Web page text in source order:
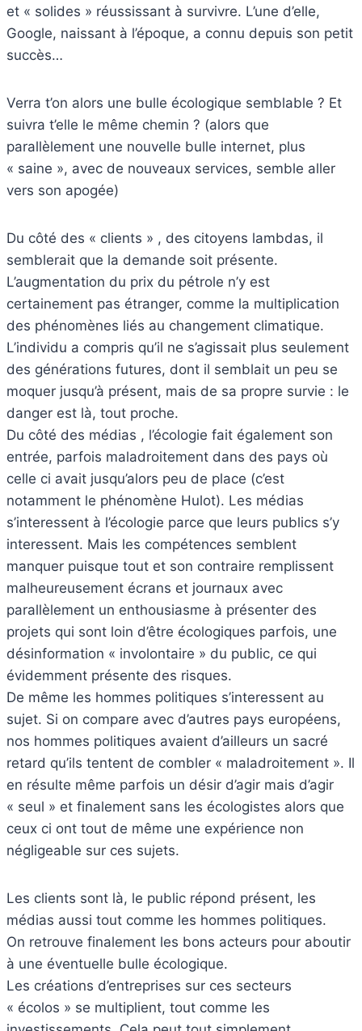
et « solides » réussissant à survivre. L’une d’elle,
Google, naissant à l’époque, a connu depuis son petit
succès…
Verra t’on alors une bulle écologique semblable ? Et
suivra t’elle le même chemin ? (alors que
parallèlement une nouvelle bulle internet, plus
« saine », avec de nouveaux services, semble aller
vers son apogée)
Du côté des « clients » , des citoyens lambdas, il
semblerait que la demande soit présente.
L’augmentation du prix du pétrole n’y est
certainement pas étranger, comme la multiplication
des phénomènes liés au changement climatique.
L’individu a compris qu’il ne s’agissait plus seulement
des générations futures, dont il semblait un peu se
moquer jusqu’à présent, mais de sa propre survie : le
danger est là, tout proche.
Du côté des médias , l’écologie fait également son
entrée, parfois maladroitement dans des pays où
celle ci avait jusqu’alors peu de place (c’est
notamment le phénomène Hulot). Les médias
s’interessent à l’écologie parce que leurs publics s’y
interessent. Mais les compétences semblent
manquer puisque tout et son contraire remplissent
malheureusement écrans et journaux avec
parallèlement un enthousiasme à présenter des
projets qui sont loin d’être écologiques parfois, une
désinformation « involontaire » du public, ce qui
évidemment présente des risques.
De même les hommes politiques s’interessent au
sujet. Si on compare avec d’autres pays européens,
nos hommes politiques avaient d’ailleurs un sacré
retard qu’ils tentent de combler « maladroitement ». Il
en résulte même parfois un désir d’agir mais d’agir
« seul » et finalement sans les écologistes alors que
ceux ci ont tout de même une expérience non
négligeable sur ces sujets.
Les clients sont là, le public répond présent, les
médias aussi tout comme les hommes politiques.
On retrouve finalement les bons acteurs pour aboutir
à une éventuelle bulle écologique.
Les créations d’entreprises sur ces secteurs
« écolos » se multiplient, tout comme les